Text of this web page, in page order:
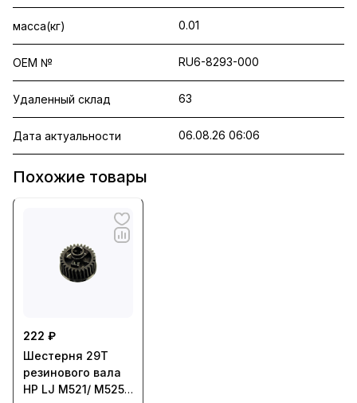
масса(кг) 0.01
OEM № RU6-8293-000
Удаленный склад 63
Дата актуальности 06.08.26 06:06
Похожие товары
222 ₽
Шестерня 29T
резинового вала
HP LJ M521/ M525